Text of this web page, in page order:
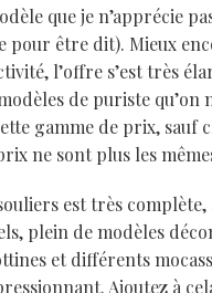
que je n’apprécie
pour être dit). Mieux
l’offre s’est très
de puriste qu’on
gamme de prix, sauf
ne sont plus les
est très complète,
plein de modèles
et différents
Ajoutez à